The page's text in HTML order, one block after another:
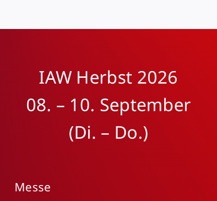
IAW Herbst 2026
08. – 10. September
(Di. – Do.)
Messe